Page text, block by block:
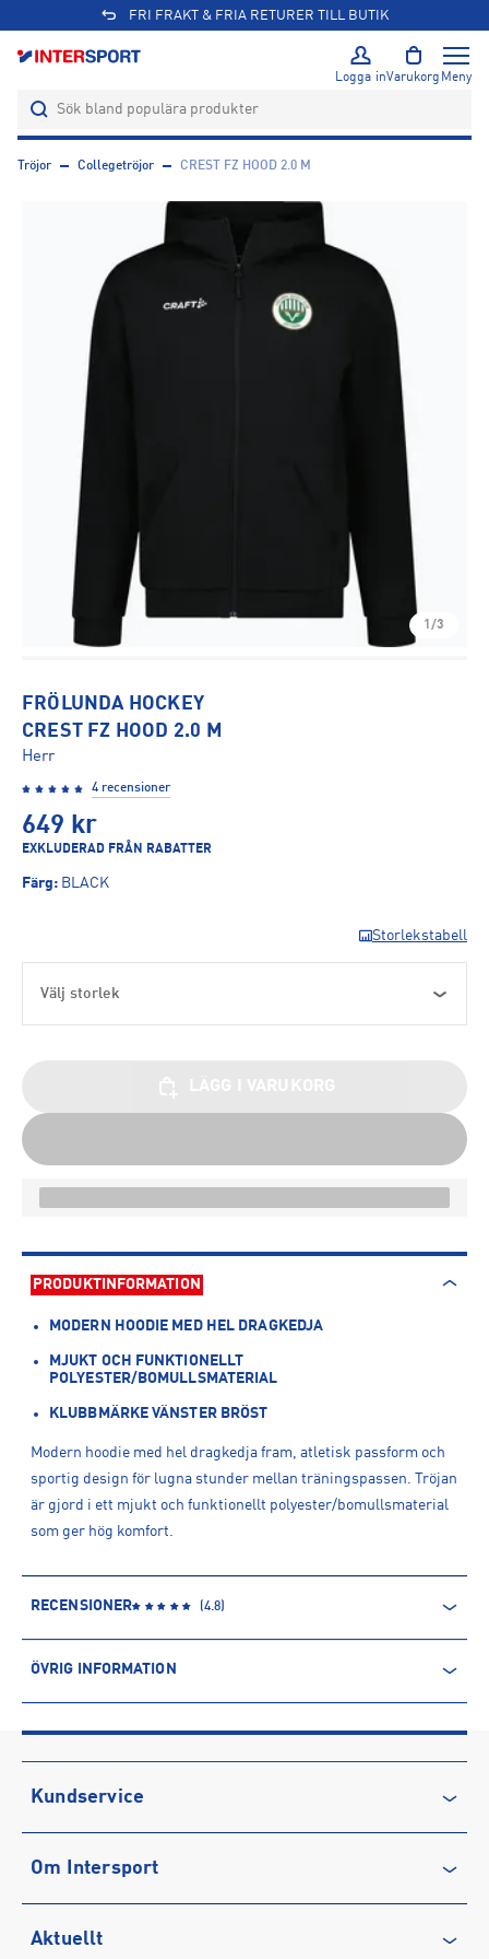
FRI FRAKT & FRIA RETURER TILL BUTIK
Logga inVarukorg Meny
Tröjor Collegetröjor CREST FZ HOOD 2.0 M
1/3
FRÖLUNDA HOCKEY
CREST FZ HOOD 2.0 M
Herr
4 recensioner
649 kr
EXKLUDERAD FRÅN RABATTER
Färg: BLACK
Storlekstabell
Välj storlek
PRODUKTINFORMATION
MODERN HOODIE MED HEL DRAGKEDJA
MJUKT OCH FUNKTIONELLT
POLYESTER/BOMULLSMATERIAL
KLUBBMÄRKE VÄNSTER BRÖST
Modern hoodie med hel dragkedja fram, atletisk passform och
sportig design för lugna stunder mellan träningspassen. Tröjan
är gjord i ett mjukt och funktionellt polyester/bomullsmaterial
som ger hög komfort.
RECENSIONER (4.8)
ÖVRIG INFORMATION
Produktnummer: 1589226
Leverantörens produktnummer: 1917033
Artikelnummer: 158922601-BLACK
Tillverkare:Craft of Scandinavia
Kontakt tillverkare
Kundservice
Vanliga frågor & svar
Köpvillkor
Om Intersport
Karriär på INTERSPORT
Aktuellt